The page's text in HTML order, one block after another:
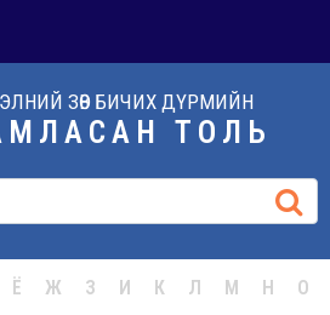
ЗӨВ БИЧИХ ДҮРМИЙН
ТОЛЬ
Ё Ж З И К Л М Н О